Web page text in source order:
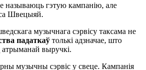
называюць гэтую кампанію, але
Швецыяй.
музычнага сэрвісу таксама не
падаткаў толькі адзначае, што
атрыманай выручкі.
музычны сэрвіс у свеце. Кампанія